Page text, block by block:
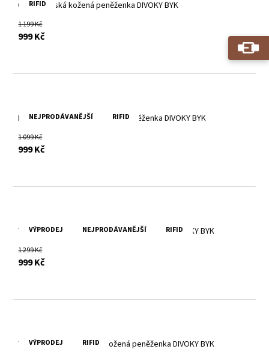
RIFID
Černá pánská kožená peněženka DIVOKY BYK
1 199 Kč
999 Kčs DPH
NEJPRODÁVANĚJŠÍ RIFID
Brandy hnědá pánská kožená peněženka DIVOKY BYK
1 099 Kč
999 Kčs DPH
VÝPRODEJ NEJPRODÁVANĚJŠÍ RIFID
Tmavě červená dámská kožená peněženka DIVOKY BYK
1 299 Kč
999 Kčs DPH
VÝPRODEJ RIFID
Tmavě červená dámská kožená peněženka DIVOKY BYK